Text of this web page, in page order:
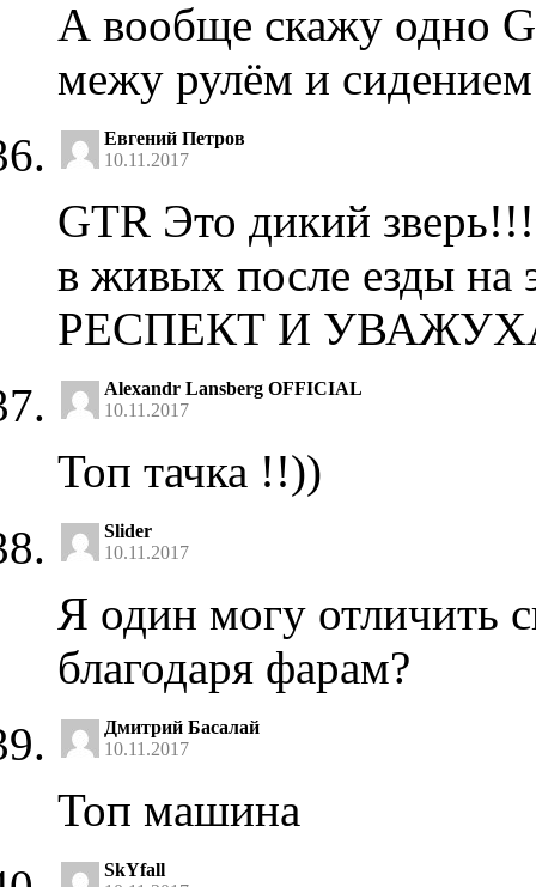
А вообще скажу одно
межу рулём и
Евгений Петров
10.11.2017
GTR Это дикий
в живых после езды
РЕСПЕКТ И УВАЖУХА
Alexandr Lansberg OFFICIAL
10.11.2017
Топ тачка !!))
Slider
10.11.2017
Я один могу отличить
благодаря фарам?
Дмитрий Басалай
10.11.2017
Топ машина
SkYfall